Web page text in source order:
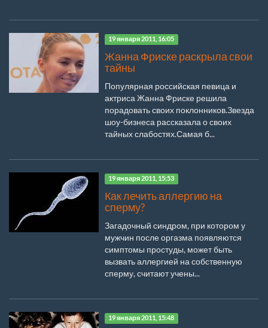
19 января 2011, 16:05
Жанна Фриске раскрыла свои
тайны
Популярная российская певица и
актриса Жанна Фриске решила
порадовать своих поклонников.Звезда
шоу-бизнеса рассказала о своих
тайных слабостях.Самая б...
19 января 2011, 15:53
Как лечить аллергию на
сперму?
Загадочный синдром, при котором у
мужчин после оргазма появляются
симптомы простуды, может быть
вызвать аллергией на собственную
сперму, считают учены...
19 января 2011, 15:48